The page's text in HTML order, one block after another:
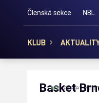
Členská sekce NBL
KLUB
Basket